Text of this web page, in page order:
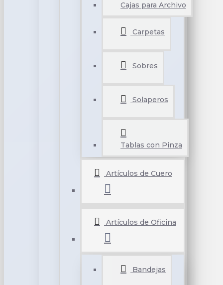
Cajas para Archivo
Carpetas
Sobres
Solaperos
Tablas con Pinza
Artículos de Cuero
Artículos de Oficina
Bandejas